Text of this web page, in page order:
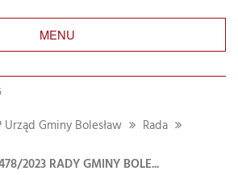
MENU
Urząd Gminy Bolesław
Rada
2023 RADY GMINY BOLE...